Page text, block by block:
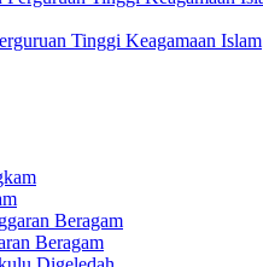
Tinggi Keagamaan Islam
Beragam